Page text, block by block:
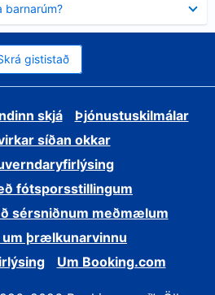
barnarúm?
gististað
skjá
Þjónustuskilmálar
síðan okkar
fótsporsstillingum
sérsniðnum meðmælum
þrælkunarvinnu
Um Booking.com